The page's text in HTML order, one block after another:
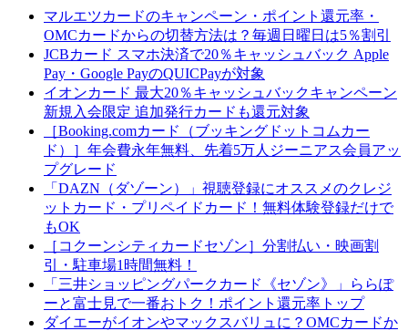
マルエツカードのキャンペーン・ポイント還元率・
OMCカードからの切替方法は？毎週日曜日は5％割引
JCBカード スマホ決済で20％キャッシュバック Apple
Pay・Google PayのQUICPayが対象
イオンカード 最大20％キャッシュバックキャンペーン
新規入会限定 追加発行カードも還元対象
［Booking.comカード（ブッキングドットコムカー
ド）］年会費永年無料、先着5万人ジーニアス会員アッ
プグレード
「DAZN（ダゾーン）」視聴登録にオススメのクレジ
ットカード・プリペイドカード！無料体験登録だけで
もOK
［コクーンシティカードセゾン］分割払い・映画割
引・駐車場1時間無料！
「三井ショッピングパークカード《セゾン》」ららぽ
ーと富士見で一番おトク！ポイント還元率トップ
ダイエーがイオンやマックスバリュに？OMCカードか